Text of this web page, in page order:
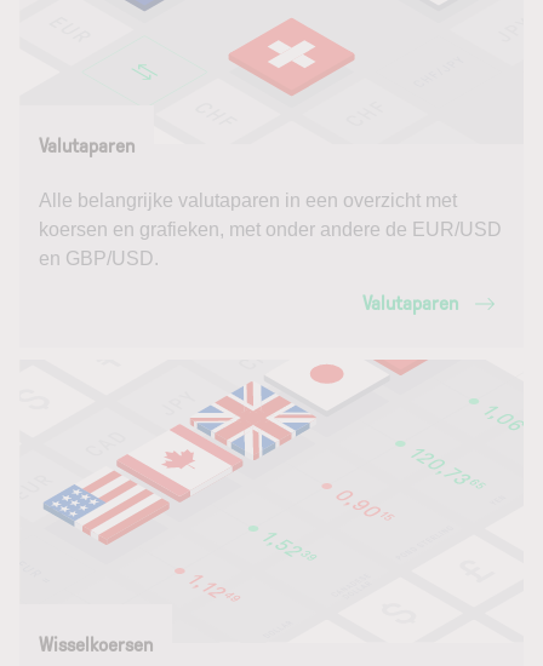
Valutaparen
Alle belangrijke valutaparen in een overzicht met
koersen en grafieken, met onder andere de EUR/USD
en GBP/USD.
Valutaparen
Wisselkoersen